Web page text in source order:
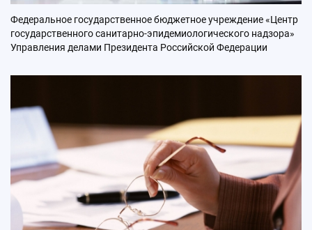
Федеральное государственное бюджетное учреждение «Центр
государственного санитарно-эпидемиологического надзора»
Управления делами Президента Российской Федерации